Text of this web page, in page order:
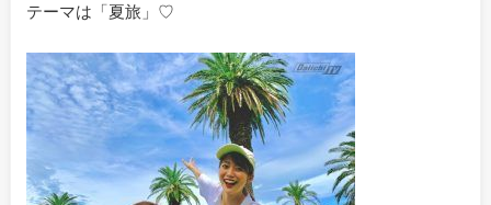
テーマは「夏旅」♡